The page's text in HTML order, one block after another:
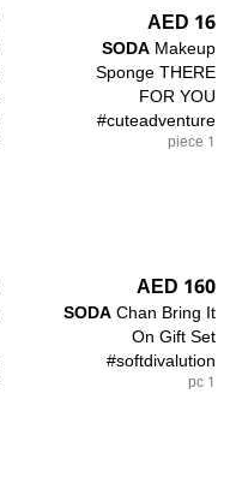
16 AED
SODAMakeup
Sponge THERE
FOR YOU
#cuteadventure
1 piece
160 AED
SODAChan Bring It
On Gift Set
#softdivalution
1 pc